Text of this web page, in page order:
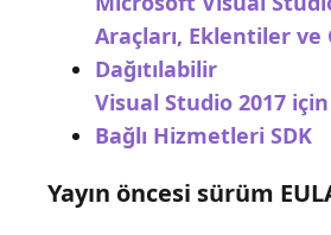
Araçları, Eklentiler ve
Dağıtılabilir
Visual Studio 2017
Bağlı Hizmetleri SDK
Yayın öncesi sürüm